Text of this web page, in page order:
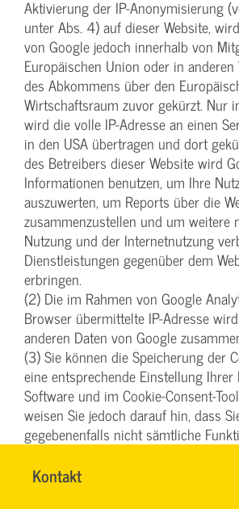
Kontakt
TEAM
Name*
Aktivierung der IP-Anonymisierung
unter Abs. 4) auf dieser Website,
von Google jedoch innerhalb von
Europäischen Union oder in anderen
des Abkommens über den
Wirtschaftsraum zuvor gekürzt. Nur
wird die volle IP-Adresse an einen
in den USA übertragen und dort
des Betreibers dieser Website wird
Informationen benutzen, um Ihre
auszuwerten, um Reports über die
zusammenzustellen und um weitere
Nutzung und der Internetnutzung
Dienstleistungen gegenüber dem
erbringen.
(2) Die im Rahmen von Google
Browser übermittelte IP-Adresse
anderen Daten von Google
(3) Sie können die Speicherung der
eine entsprechende Einstellung Ihrer
Software und im Cookie-Consent-
weisen Sie jedoch darauf hin, dass
gegebenenfalls nicht sämtliche
können darüber hinaus die